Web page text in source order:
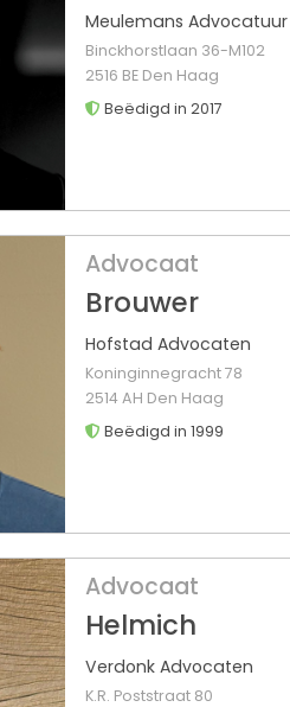
Meulemans Advocatuur
Binckhorstlaan 36-M102
2516 BE Den Haag
Beëdigd in 2017
Advocaat
Brouwer
Hofstad Advocaten
Koninginnegracht 78
2514 AH Den Haag
Beëdigd in 1999
Advocaat
Helmich
Verdonk Advocaten
K.R. Poststraat 80